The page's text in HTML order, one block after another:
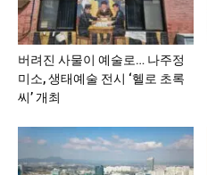
버려진 사물이 예술로… 나주정
미소, 생태예술 전시 ‘헬로 초록
씨’ 개최